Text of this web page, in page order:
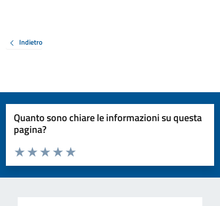
Indietro
Quanto sono chiare le informazioni su questa
pagina?
Valuta da 1 a 5 stelle la pagina
Valuta 5 stelle su 5
Valuta 4 stelle su 5
Valuta 3 stelle su 5
Valuta 2 stelle su 5
Valuta 1 stelle su 5